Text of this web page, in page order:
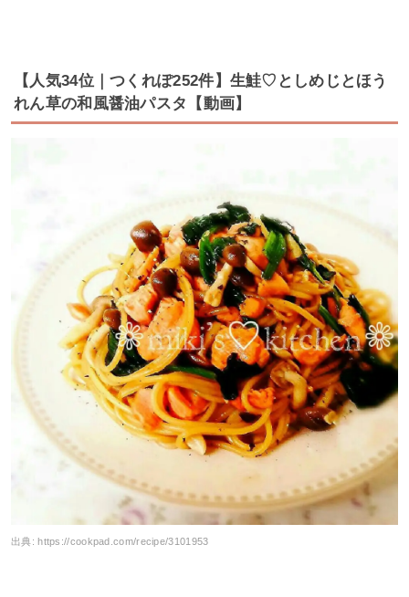
【人気34位｜つくれぽ252件】生鮭♡としめじとほう
れん草の和風醤油パスタ【動画】
出典:https://cookpad.com/recipe/3101953